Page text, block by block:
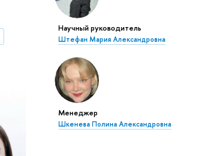
Научный руководитель
Штефан Мария Александровна
Менеджер
Шкенева Полина Александровна